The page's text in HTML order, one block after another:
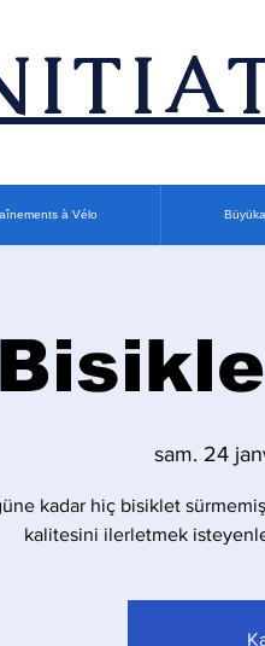
à Vélo
sam. 24
kadar hiç bisiklet
kalitesini ilerletmek